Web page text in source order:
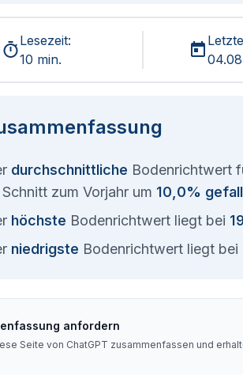
Lesezeit:
10 min.
durchschnittliche Bodenrichtwert
Schnitt zum Vorjahr um 10,0%
höchste Bodenrichtwert liegt bei
niedrigste Bodenrichtwert liegt bei
anfordern
Seite von ChatGPT zusammenfassen und